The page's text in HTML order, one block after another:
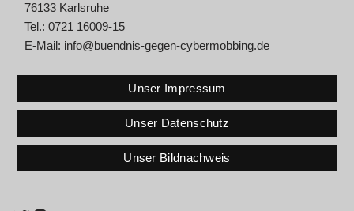
76133 Karlsruhe
Tel.: 0721 16009-15
E-Mail: info@buendnis-gegen-cybermobbing.de
Unser Impressum
Unser Datenschutz
Unser Bildnachweis